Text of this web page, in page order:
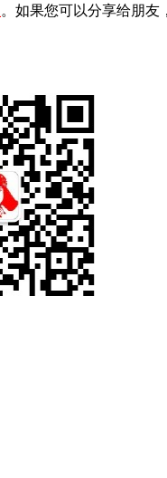
。如果您可以分享给朋友